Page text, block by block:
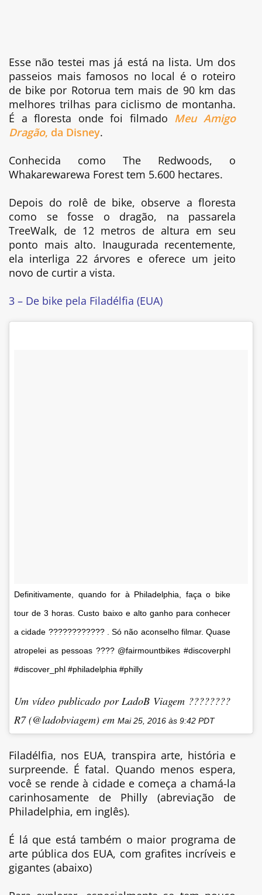
Esse não testei mas já está na lista. Um dos
passeios mais famosos no local é o roteiro
de bike por Rotorua tem mais de 90 km das
melhores trilhas para ciclismo de montanha.
É a floresta onde foi filmado Meu Amigo
Dragão, da Disney.
Conhecida como The Redwoods, o
Whakarewarewa Forest tem 5.600 hectares.
Depois do rolê de bike, observe a floresta
como se fosse o dragão, na passarela
TreeWalk, de 12 metros de altura em seu
ponto mais alto. Inaugurada recentemente,
ela interliga 22 árvores e oferece um jeito
novo de curtir a vista.
3 – De bike pela Filadélfia (EUA)
Definitivamente, quando for à Philadelphia, faça o bike
tour de 3 horas. Custo baixo e alto ganho para conhecer
a cidade ???????????? . Só não aconselho filmar. Quase
atropelei as pessoas ???? @fairmountbikes #discoverphl
#discover_phl #philadelphia #philly
Um vídeo publicado por LadoB Viagem ????????
R7 (@ladobviagem) em Mai 25, 2016 às 9:42 PDT
Filadélfia, nos EUA, transpira arte, história e
surpreende. É fatal. Quando menos espera,
você se rende à cidade e começa a chamá-la
carinhosamente de Philly (abreviação de
Philadelphia, em inglês).
É lá que está também o maior programa de
arte pública dos EUA, com grafites incríveis e
gigantes (abaixo)